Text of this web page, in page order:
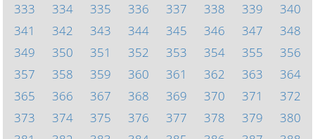
333
334 335 336 337 338 339
340
341
342 343 344 345 346 347
348
349
350 351 352 353 354 355
356
357
358 359 360 361 362 363
364
365
366 367 368 369 370 371
372
373
374 375 376 377 378 379
380